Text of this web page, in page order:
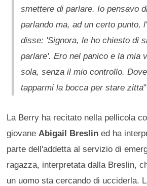
smettere di parlare. Io pensavo
parlando ma, ad un certo punto,
disse: 'Signora, le ho chiesto di
parlare'. Ero nel panico e la mia
sola, senza il mio controllo.
tapparmi la bocca per stare zitta"
La Berry ha recitato nella pellicola
giovane Abigail Breslin ed ha
parte dell'addetta al servizio di
ragazza, interpretata dalla Breslin,
un uomo sta cercando di ucciderla.